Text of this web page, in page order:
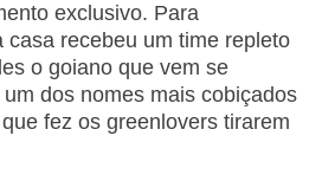
exclusivo. Para
casa recebeu um time repleto
o goiano que vem se
dos nomes mais cobiçados
fez os greenlovers tirarem